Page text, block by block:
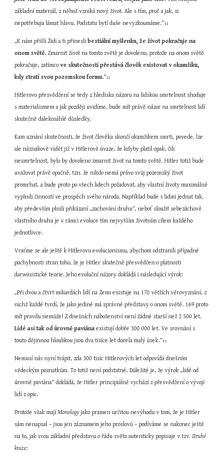
základní materiál, z něhož vzniká nový život. Ale s tím, proč a jak, si
nepotřebuju lámat hlavu. Podstatu bytí duše nevyzkoumáme.“11
„K nám přišli Židi a ti přinesli bestiální myšlenku, že život pokračuje na
onom světě. Zmarnit život na tomto světě je dovoleno, protože na onom světě
pokračuje, zatímco ve skutečnosti přestává člověk existovat v okamžiku,
kdy ztratí svou pozemskou formu.“12
Hitlerovo přesvědčení se tedy z hlediska názoru na lidskou smrtelnost shoduje
s materialismem a jak později uvidíme, bude mít právě názor na smrtelnost lidí
skutečně dalekosáhlé důsledky.
Kam uznání skutečnosti, že život člověka skončí okamžikem smrti, povede, lze
ale náznakově vidět již v Hitlerově úvaze, že kdyby platil opak, čili
nesmrtelnost, bylo by dovoleno zmarnit život na tomto světě. Hitler totiž bude
uvažovat právě opačně, tzn. že nikdo nemá právo svůj pozemský život
promrhat, a bude proto po všech lidech požadovat, aby vlastní životy maximálně
vyplnili činností ve prospěch svého národa. Například bude s lidmi jednat tak,
aby především plnili přikázaní „zachování druhu“, neboť sloužit sebezáchově
vlastního druhu je v rámci evoluce tím nejvyšším životním cílem každého
jednotlivce.
Vraťme se ale ještě k Hitlerovu evolucionismu, abychom odstranili případné
pochybnosti stran toho, že je Hitler skutečně přesvědčen o platnosti
darwinistické teorie. Jeho evoluční názory dokládá i následující výrok:
„Při dvou a čtvrt miliardách lidí na Zemi existuje na 170 větších věrovyznání, z
nichž každé tvrdí, že jako jediné má správné představy o onom světě. 169 proto
Lidé asi tak od úrovně paviána existují dobře 300 000 let. Ve srovnání s
touto dějinnou hloubkou jsou dva tisíce let docela malý úsek.“13
Nemusí nás nyní trápit, zda 300 tisíc Hitlerových let odpovídá dnešním
vědeckým poznatkům. To totiž není podstatné. Důležité je, že výrok „lidé od
úrovně paviána“ dokládá, že Hitler principiálně vychází z přesvědčení o vývoji
lidí z opic.
Protože však mají Monology jako pramen určitou nevýhodu v tom, že je Hitler
sám nenapsal – jsou jen záznamem jeho proslovů – podíváme se nakonec ještě
na to, jak svou základní představu o řádu světa autenticky popisuje v tzv. Druhé
knize: